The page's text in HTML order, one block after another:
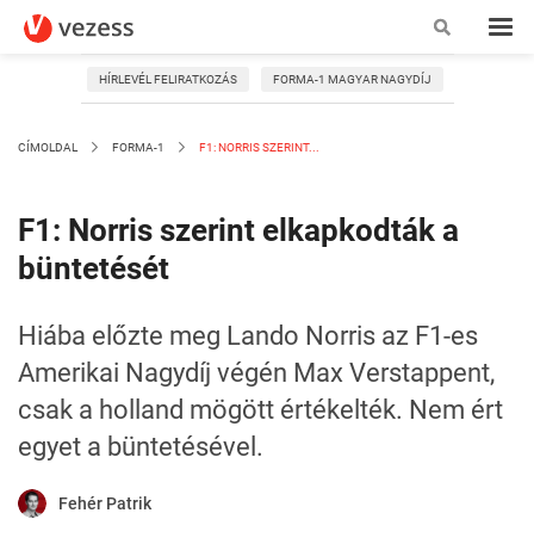
HÍRLEVÉL FELIRATKOZÁS FORMA-1 MAGYAR NAGYDÍJ
CÍMOLDAL FORMA-1 F1: NORRIS SZERINT...
F1: Norris szerint elkapkodták a
büntetését
Hiába előzte meg Lando Norris az F1-es
Amerikai Nagydíj végén Max Verstappent,
csak a holland mögött értékelték. Nem ért
egyet a büntetésével.
Fehér Patrik